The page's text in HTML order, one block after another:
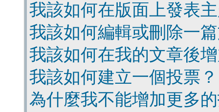
我該如何在版面上發表
我該如何編輯或刪除一
我該如何在我的文章後
我該如何建立一個投票？
為什麼我不能增加更多